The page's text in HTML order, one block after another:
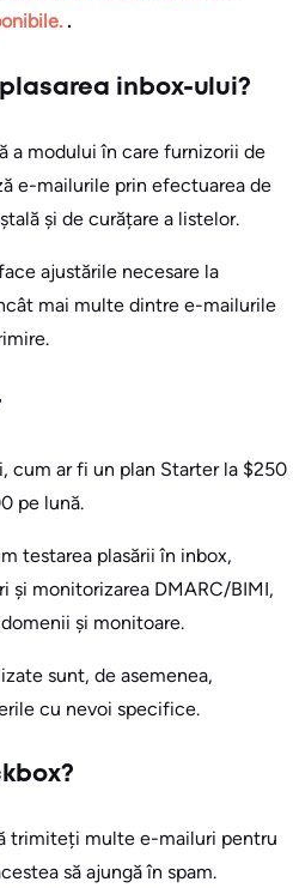
.
inbox-ului?
a modului în care furnizorii de
e-mailurile prin efectuarea de
și de curățare a listelor.
ajustările necesare la
mai multe dintre e-mailurile
cum ar fi un plan Starter la $250
pe lună.
testarea plasării în inbox,
și monitorizarea DMARC/BIMI,
și monitoare.
sunt, de asemenea,
cu nevoi specifice.
trimiteți multe e-mailuri pentru
să ajungă în spam.